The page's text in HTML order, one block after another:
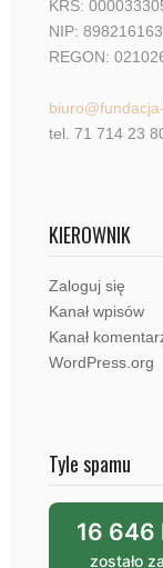
KRS:
NIP:
REGON:
tel. 71 714 23
KIEROWNIK
Zaloguj się
Kanał wpisów
Kanał
WordPress.org
Tyle spamu
16 646
zostało